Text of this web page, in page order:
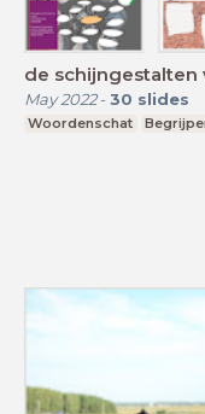
de schijngestalten
May 2022- 30 slides
Woordenschat